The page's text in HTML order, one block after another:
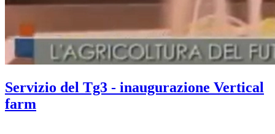
Servizio del Tg3 - inaugurazione Vertical
farm